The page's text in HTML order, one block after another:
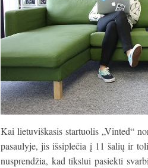
Kai lietuviškasis startuolis „Vinted“
pasaulyje, jis išsiplečia į 11 šalių ir
nusprendžia, kad tikslui pasiekti